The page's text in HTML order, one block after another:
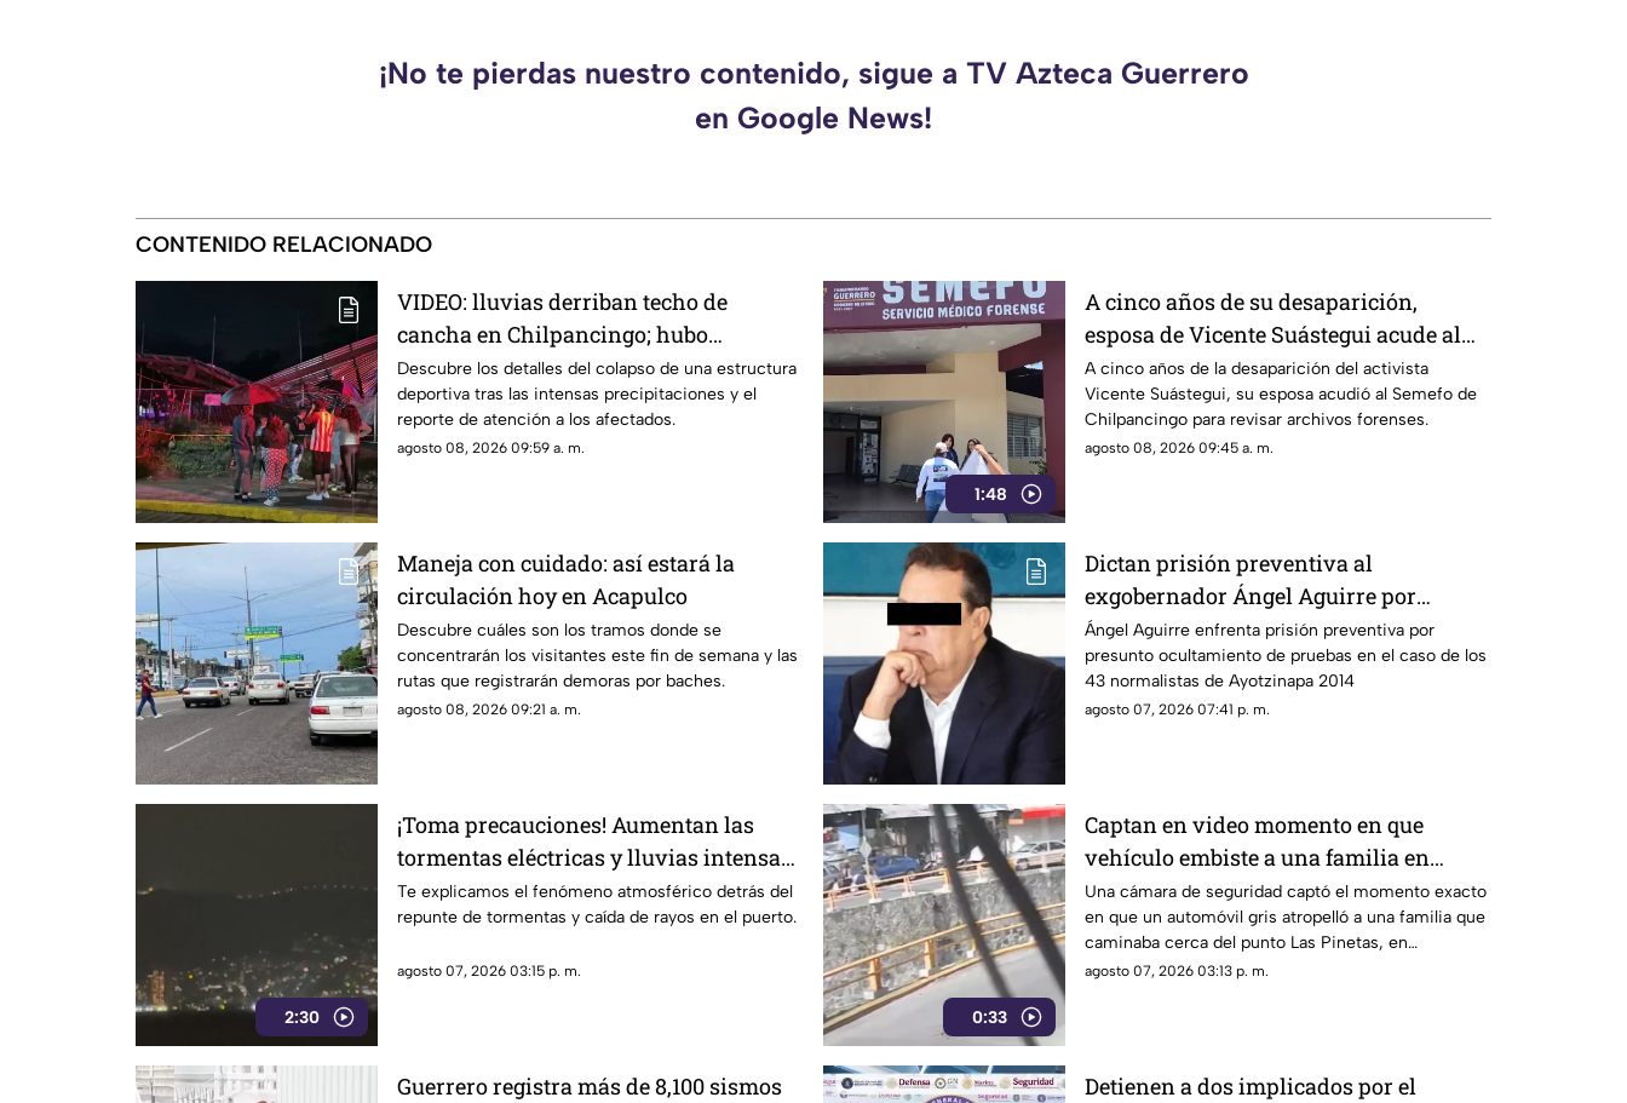
¡No te pierdas nuestro contenido, sigue a TV Azteca Guerrero
en Google News!
CONTENIDO RELACIONADO
VIDEO: lluvias derriban techo de
cancha en Chilpancingo; hubo
lesionados
Descubre los detalles del colapso de una estructura
deportiva tras las intensas precipitaciones y el
reporte de atención a los afectados.
agosto 08, 2026 09:59 a. m.
1:48
A cinco años de su desaparición,
esposa de Vicente Suástegui acude al
Semefo en Chilpancingo
A cinco años de la desaparición del activista
Vicente Suástegui, su esposa acudió al Semefo de
Chilpancingo para revisar archivos forenses.
agosto 08, 2026 09:45 a. m.
Maneja con cuidado: así estará la
circulación hoy en Acapulco
Descubre cuáles son los tramos donde se
concentrarán los visitantes este fin de semana y las
rutas que registrarán demoras por baches.
agosto 08, 2026 09:21 a. m.
Dictan prisión preventiva al
exgobernador Ángel Aguirre por
presunto ocultamiento de pruebas en el
caso Ayotzinapa
Ángel Aguirre enfrenta prisión preventiva por
presunto ocultamiento de pruebas en el caso de los
43 normalistas de Ayotzinapa 2014
agosto 07, 2026 07:41 p. m.
2:30
¡Toma precauciones! Aumentan las
tormentas eléctricas y lluvias intensas
en Acapulco
Te explicamos el fenómeno atmosférico detrás del
repunte de tormentas y caída de rayos en el puerto.
agosto 07, 2026 03:15 p. m.
0:33
Captan en video momento en que
vehículo embiste a una familia en
Chilpancingo
Una cámara de seguridad captó el momento exacto
en que un automóvil gris atropelló a una familia que
caminaba cerca del punto Las Pinetas, en
Chilpancingo.
agosto 07, 2026 03:13 p. m.
Guerrero registra más de 8,100 sismos
Detienen a dos implicados por el